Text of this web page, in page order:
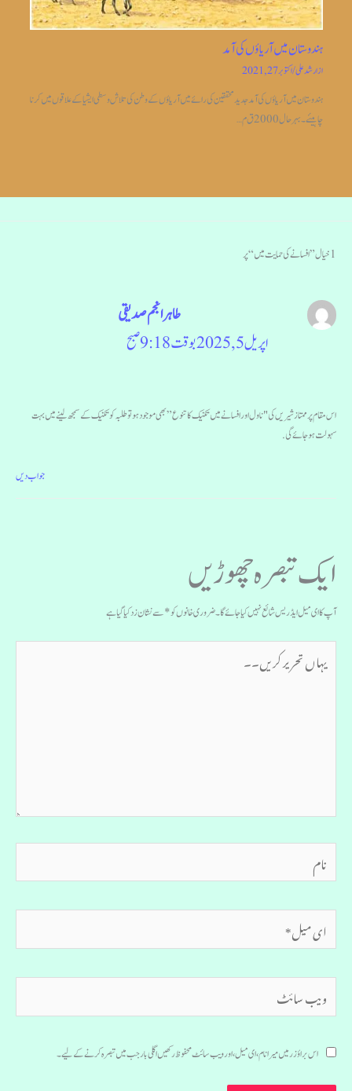
ہندوستان میں آریاؤں کی آمد
ازارشد علی/اکتوبر 27, 2021
ہندوستان میں آریاؤں کی آمد جدیدمحققین کی رائے میں آریاؤں کے وطن کی تلاش وسطی ایشیا کے علاقوں میں کرنا
چاہیئے۔بہر حال 2000 ق م…
1 خیال ”افسانے کی حمایت میں“ پر
طاہرانجم صدیقی
اپریل 5, 2025 بوقت 9:18 صبح
اس مقام پر ممتاز شیریں کی "ناول اور افسانے میں تکنیک کا تنوع” بھی موجود ہو تو طلبہ کو تکنیک کے سمجھ لینے میں بہت
سہولت ہوجائے گی.
جواب دیں
ایک تبصرہ چھوڑیں
آپ کا ای میل ایڈریس شائع نہیں کیا جائے گا۔ضروری خانوں کو*سے نشان زد کیا گیا ہے
تحریر
میل*
سائٹ
اس براؤزر میں میرا نام، ای میل، اور ویب سائٹ محفوظ رکھیں اگلی بار جب میں تبصرہ کرنے کےلیے۔